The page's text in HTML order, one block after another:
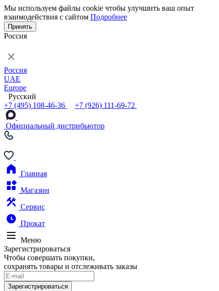
Мы используем файлы cookie чтобы улучшить ваш опыт
взаимодействия с сайтом Подробнее
Принять
Россия
Россия
UAE
Europe
Русский
+7 (495) 108-46-36
+7 (926) 111-69-72
Официальный дистрибьютор
Главная
Магазин
Сервис
Прокат
Меню
Зарегистрироваться
Чтобы совершать покупки,
сохранять товары и отслеживать заказы
Зарегистрироваться